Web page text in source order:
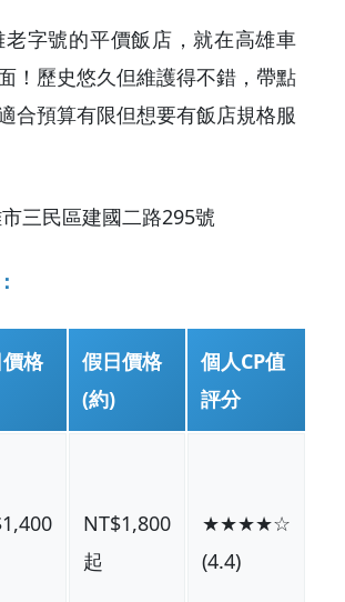
老字號的平價飯店，就在高雄車
！歷史悠久但維護得不錯，帶點
合預算有限但想要有飯店規格服
三民區建國二路295號
格
假日價格
(約)
個人CP值
評分
NT$1,800
起
★★★★☆
(4.4)